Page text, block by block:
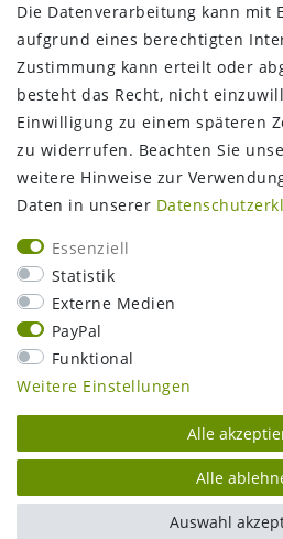
FOLGEN SIE UNS
Die Datenverarbeitung kann mit
aufgrund eines berechtigten
Zustimmung kann erteilt oder
besteht das Recht, nicht
Einwilligung zu einem späteren
zu widerrufen. Beachten Sie
weitere Hinweise zur
Daten in unserer
Essenziell
Statistik
Externe Medien
PayPal
Funktional
Weitere Einstellungen
Alle
Alle
Auswahl
Plenty